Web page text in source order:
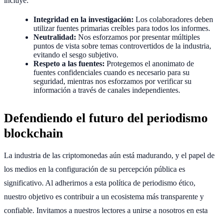
Integridad en la investigación: Los colaboradores deben
utilizar fuentes primarias creíbles para todos los informes.
Neutralidad: Nos esforzamos por presentar múltiples
puntos de vista sobre temas controvertidos de la industria,
evitando el sesgo subjetivo.
Respeto a las fuentes: Protegemos el anonimato de
fuentes confidenciales cuando es necesario para su
seguridad, mientras nos esforzamos por verificar su
información a través de canales independientes.
Defendiendo el futuro del periodismo
blockchain
La industria de las criptomonedas aún está madurando, y el papel de
los medios en la configuración de su percepción pública es
significativo. Al adherirnos a esta política de periodismo ético,
nuestro objetivo es contribuir a un ecosistema más transparente y
confiable. Invitamos a nuestros lectores a unirse a nosotros en esta